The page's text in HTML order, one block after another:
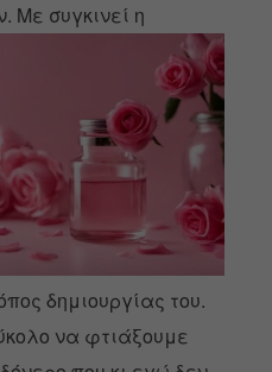
Με συγκινεί η
δημιουργίας του.
να φτιάξουμε